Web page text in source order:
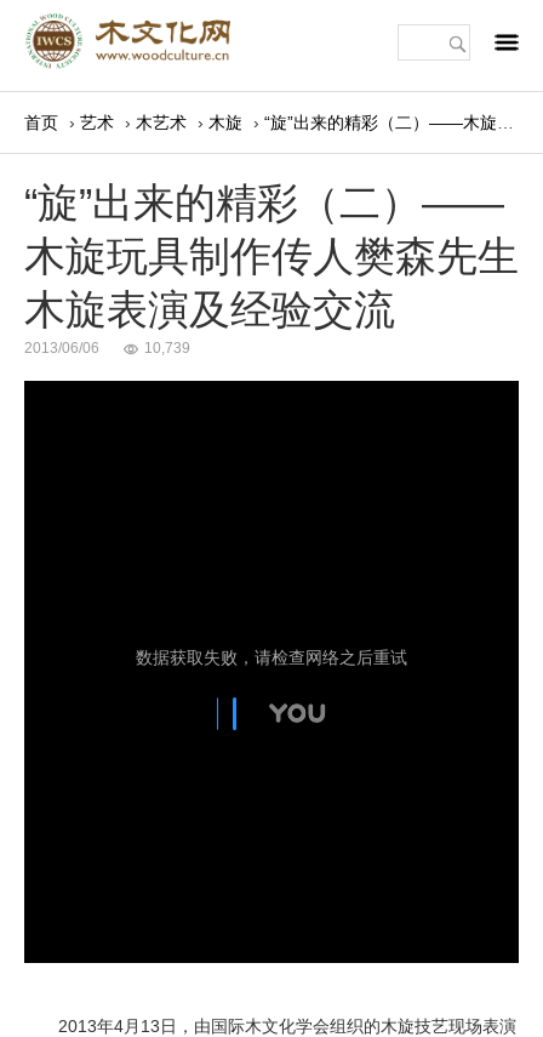
首页 › 艺术 › 木艺术 › 木旋 › “旋”出来的精彩（二）——木旋玩具制作传人樊森先生木旋表演及经验交流
“旋”出来的精彩（二）——
木旋玩具制作传人樊森先生
木旋表演及经验交流
2013/06/06 10,739
2013年4月13日，由国际木文化学会组织的木旋技艺现场表演